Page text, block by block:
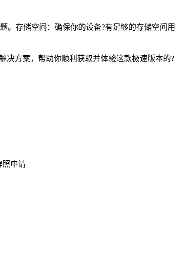
。存储空间：确保你的设备?有足够的存储空间用
决方案，帮助你顺利获取并体验这款极速版本的?
照申请